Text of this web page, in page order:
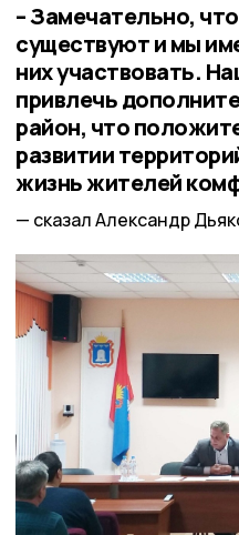
– Замечательно,
существуют и мы
них участвовать.
привлечь
район, что
развитии
жизнь жителей
сказал Александр